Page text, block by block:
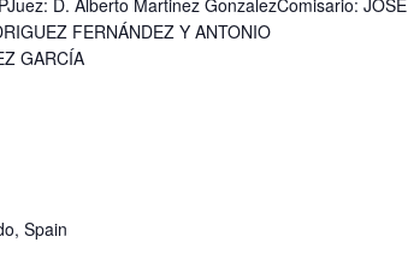
FERNÁNDEZ Y ANTONIO
GARCÍA
Spain